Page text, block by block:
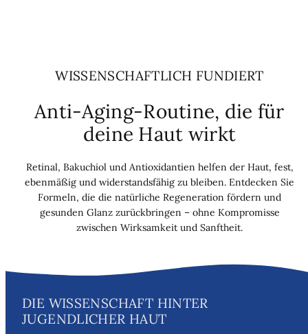
WISSENSCHAFTLICH FUNDIERT
Anti-Aging-Routine, die für
deine Haut wirkt
Retinal, Bakuchiol und Antioxidantien helfen der Haut, fest,
ebenmäßig und widerstandsfähig zu bleiben. Entdecken Sie
Formeln, die die natürliche Regeneration fördern und
gesunden Glanz zurückbringen – ohne Kompromisse
zwischen Wirksamkeit und Sanftheit.
DIE WISSENSCHAFT HINTER
JUGENDLICHER HAUT